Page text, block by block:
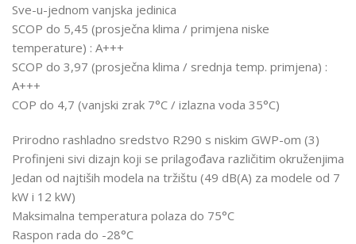
Sve-u-jednom vanjska jedinica
SCOP do 5,45 (prosječna klima / primjena niske
temperature) : A+++
SCOP do 3,97 (prosječna klima / srednja temp. primjena) :
A+++
COP do 4,7 (vanjski zrak 7°C / izlazna voda 35°C)
Prirodno rashladno sredstvo R290 s niskim GWP-om (3)
Profinjeni sivi dizajn koji se prilagođava različitim okruženjima
Jedan od najtiših modela na tržištu (49 dB(A) za modele od 7
kW i 12 kW)
Maksimalna temperatura polaza do 75°C
Raspon rada do -28°C